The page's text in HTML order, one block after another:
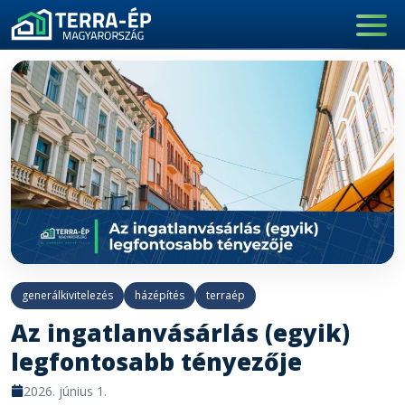
Main Navigation
generálkivitelezés házépítés terraép
Az ingatlanvásárlás (egyik)
legfontosabb tényezője
2026. június 1.